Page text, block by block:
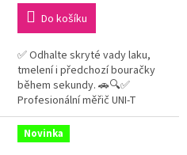
cena:
Do košíku
✅ Odhalte skryté vady laku,
tmelení i předchozí bouračky
během sekundy. 🚗🔍✅
Profesionální měřič UNI-T
UT343A automaticky rozpozná
ocel i hliník a poskytne
okamžité...
Novinka